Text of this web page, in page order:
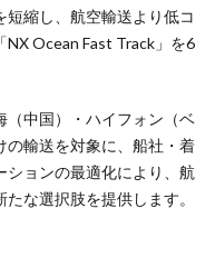
縮し、航空輸送より低コ
Ocean Fast Track」を6
中国）・ハイフォン（ベ
の輸送を対象に、船社・着
ョンの最適化により、航
な選択肢を提供します。